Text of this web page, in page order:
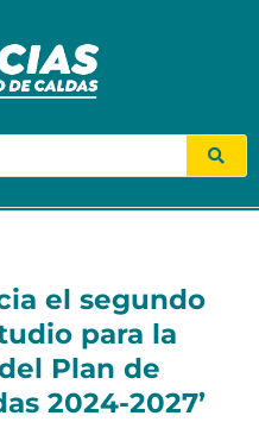
el segundo
para la
Plan de
2024-2027’